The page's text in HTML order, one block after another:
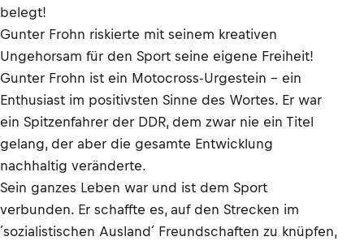
belegt!
Gunter Frohn riskierte mit seinem kreativen
Ungehorsam für den Sport seine eigene Freiheit!
Gunter Frohn ist ein Motocross-Urgestein - ein
Enthusiast im positivsten Sinne des Wortes. Er war
ein Spitzenfahrer der DDR, dem zwar nie ein Titel
gelang, der aber die gesamte Entwicklung
nachhaltig veränderte.
Sein ganzes Leben war und ist dem Sport
verbunden. Er schaffte es, auf den Strecken im
´sozialistischen Ausland´ Freundschaften zu knüpfen,